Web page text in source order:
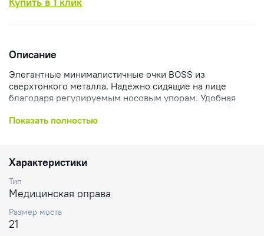
Описание
Элегантные минималистичные очки BOSS из
сверхтонкого металла. Надежно сидящие на лице
благодаря регулируемым носовым упорам. Удобная
форма подчеркивается их плоской конструкцией. Рамка
элегантно переходит в заушники, покрытые пластиком
высокотехнологичный характер этим очкам, которые
безупречно сочетаются с любым нарядом.
Показать полностью
Характеристики
Тип
Медицинская оправа
Размер моста
21